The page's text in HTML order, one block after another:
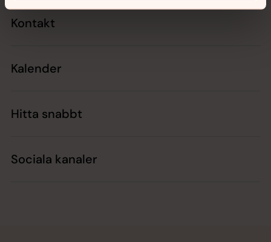
Kontakt
Kalender
Hitta snabbt
Sociala kanaler